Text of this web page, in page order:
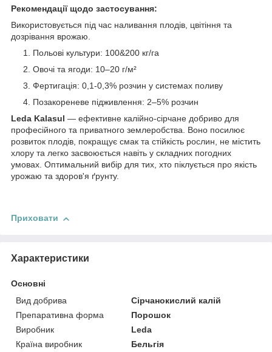
Рекомендації щодо застосування:
Використовується під час наливання плодів, цвітіння та
дозрівання врожаю.
Польові культури: 100&200 кг/га
Овочі та ягоди: 10–20 г/м²
Фертигація: 0,1-0,3% розчин у системах поливу
Позакореневе підживлення: 2–5% розчин
Leda Kalasul — ефективне калійно-сірчане добриво для
професійного та приватного землеробства. Воно посилює
розвиток плодів, покращує смак та стійкість рослин, не містить
хлору та легко засвоюється навіть у складних погодних
умовах. Оптимальний вибір для тих, хто піклується про якість
урожаю та здоров'я ґрунту.
Приховати
Характеристики
Основні
Вид добрива
Сірчанокислий калій
Препаративна форма
Порошок
Виробник
Leda
Країна виробник
Бельгія